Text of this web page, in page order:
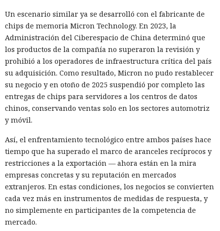
Un escenario similar ya se desarrolló con el fabricante de
chips de memoria Micron Technology. En 2023, la
Administración del Ciberespacio de China determinó que
los productos de la compañía no superaron la revisión y
prohibió a los operadores de infraestructura crítica del país
su adquisición. Como resultado, Micron no pudo restablecer
su negocio y en otoño de 2025 suspendió por completo las
entregas de chips para servidores a los centros de datos
chinos, conservando ventas solo en los sectores automotriz
y móvil.
Así, el enfrentamiento tecnológico entre ambos países hace
tiempo que ha superado el marco de aranceles recíprocos y
restricciones a la exportación — ahora están en la mira
empresas concretas y su reputación en mercados
extranjeros. En estas condiciones, los negocios se convierten
cada vez más en instrumentos de medidas de respuesta, y
no simplemente en participantes de la competencia de
mercado.